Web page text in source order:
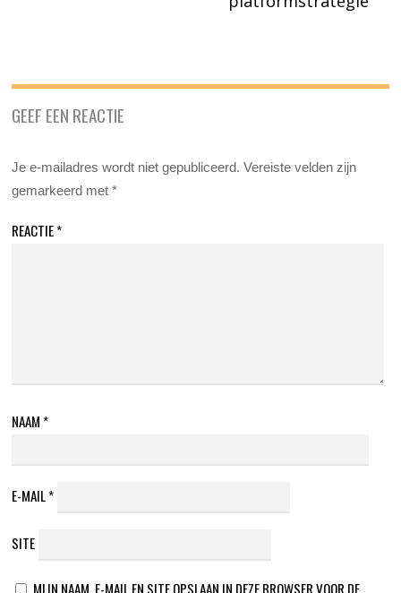
GEEF EEN REACTIE
Je e-mailadres wordt niet gepubliceerd. Vereiste velden zijn
gemarkeerd met*
REACTIE*
NAAM *
E-MAIL*
SITE
MIJN NAAM, E-MAIL EN SITE OPSLAAN IN DEZE BROWSER VOOR DE